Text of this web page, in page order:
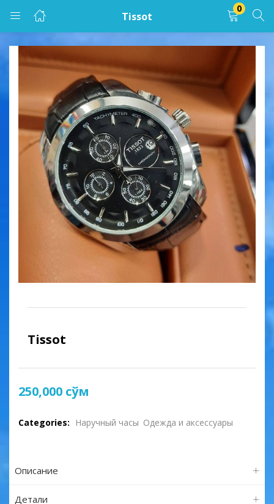
Tissot
0
Enter your username and password to login.
Remember me Lost password?
Tissot
250,000 сўм
Categories: Наручный часы Одежда и аксессуары
Описание
Детали